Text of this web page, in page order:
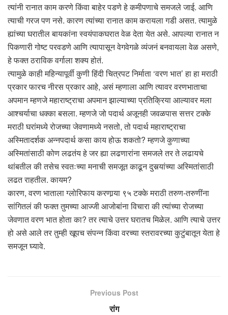
त्यांनी रानात काम करणे किंवा बाहेर पडणे हे कमीपणाचे समजले जाई. आणि
त्याची गरज पण नसे. कारण त्यांच्या रानात काम करायला गडी असत. त्यामुळे
ह्यांच्या घरातील बायकांना स्वयंपाकघरात वेळ देता येत असे. आपल्या रानात न
पिकणारी गोष्ट परवडणे आणि त्यापासून वेगवेगळे व्यंजनं बनवायला वेळ असणे,
हे फक्त ठराविक वर्गाला शक्य होतं.
त्यामुळे काही महिन्यापूर्वी कुणी हिंदी चित्रपट निर्माता ‘वरण भात’ हा हा मराठी
प्रकार फारच नीरस प्रकार आहे, असं म्हणाला आणि त्यावर वरणभाताचा
अपमान म्हणजे महाराष्ट्राचा अपमान झाल्याच्या प्रतिक्रिया आल्यावर मला
आश्चर्याचा धक्का बसला. म्हणजे जो पदार्थ अजूनही जवळपास सत्तर टक्के
मराठी घरांमध्ये रोजच्या जेवणामध्ये नसतो, तो पदार्थ महाराष्ट्राचा
अस्मितादर्शक अन्नपदार्थ कसा काय होऊ शकतो? म्हणजे कुणाच्या
अस्मितांसाठी कोण लढतंय हे जर ह्या लढणारांना समजले तर ते लढायचे
थांबतील की तसेच स्वतःच्या मनाची समजूत काढून दुसर्‍यांच्या अस्मितांसाठी
लढत राहतील. कायम?
कारण, वरण भाताला ग्लोरिफाय करणार्‍या ९५ टक्के मराठी तरुण-तरुणींना
सांगितलं की फक्त तुमच्या आज्जी आजोबांना विचारा की त्यांच्या रोजच्या
जेवणात वरण भात होता का? तर त्याचे उत्तर घरातच मिळेल. आणि त्याचे उत्तर
हो असे आले तर तुम्ही खूपच संपन्न किंवा वरच्या स्तरावरच्या कुटुंबातून येता हे
समजून घ्यावे.
Previous Post
रांग